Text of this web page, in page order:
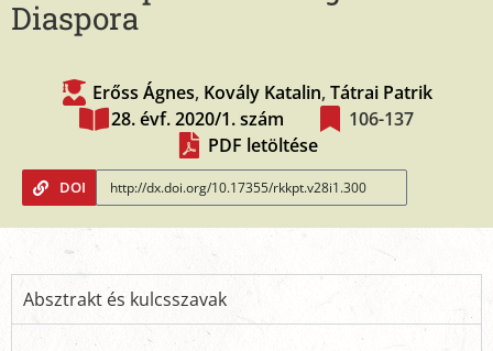
Diaspora
Erőss Ágnes, Kovály Katalin,Tátrai Patrik
28. évf. 2020/1. szám
106-137
PDF letöltése
DOI
Absztrakt és kulcsszavak